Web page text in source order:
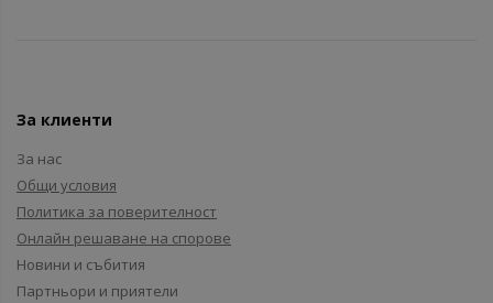
За клиенти
За нас
Общи условия
Политика за поверителност
Онлайн решаване на спорове
Новини и събития
Партньори и приятели